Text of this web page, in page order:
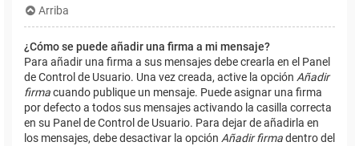
Arriba
¿Cómo se puede añadir una firma a mi mensaje?
Para añadir una firma a sus mensajes debe crearla en el Panel
de Control de Usuario. Una vez creada, active la opción Añadir
firmacuando publique un mensaje. Puede asignar una firma
por defecto a todos sus mensajes activando la casilla correcta
en su Panel de Control de Usuario. Para dejar de añadirla en
los mensajes, debe desactivar la opción Añadir firmadentro del